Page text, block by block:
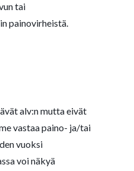
tai
painovirheistä.
alv:n mutta eivät
vastaa paino- ja/tai
vuoksi
voi näkyä